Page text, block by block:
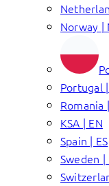
Norway |
Portugal
Romania
KSA | EN
Spain | ES
Sweden |